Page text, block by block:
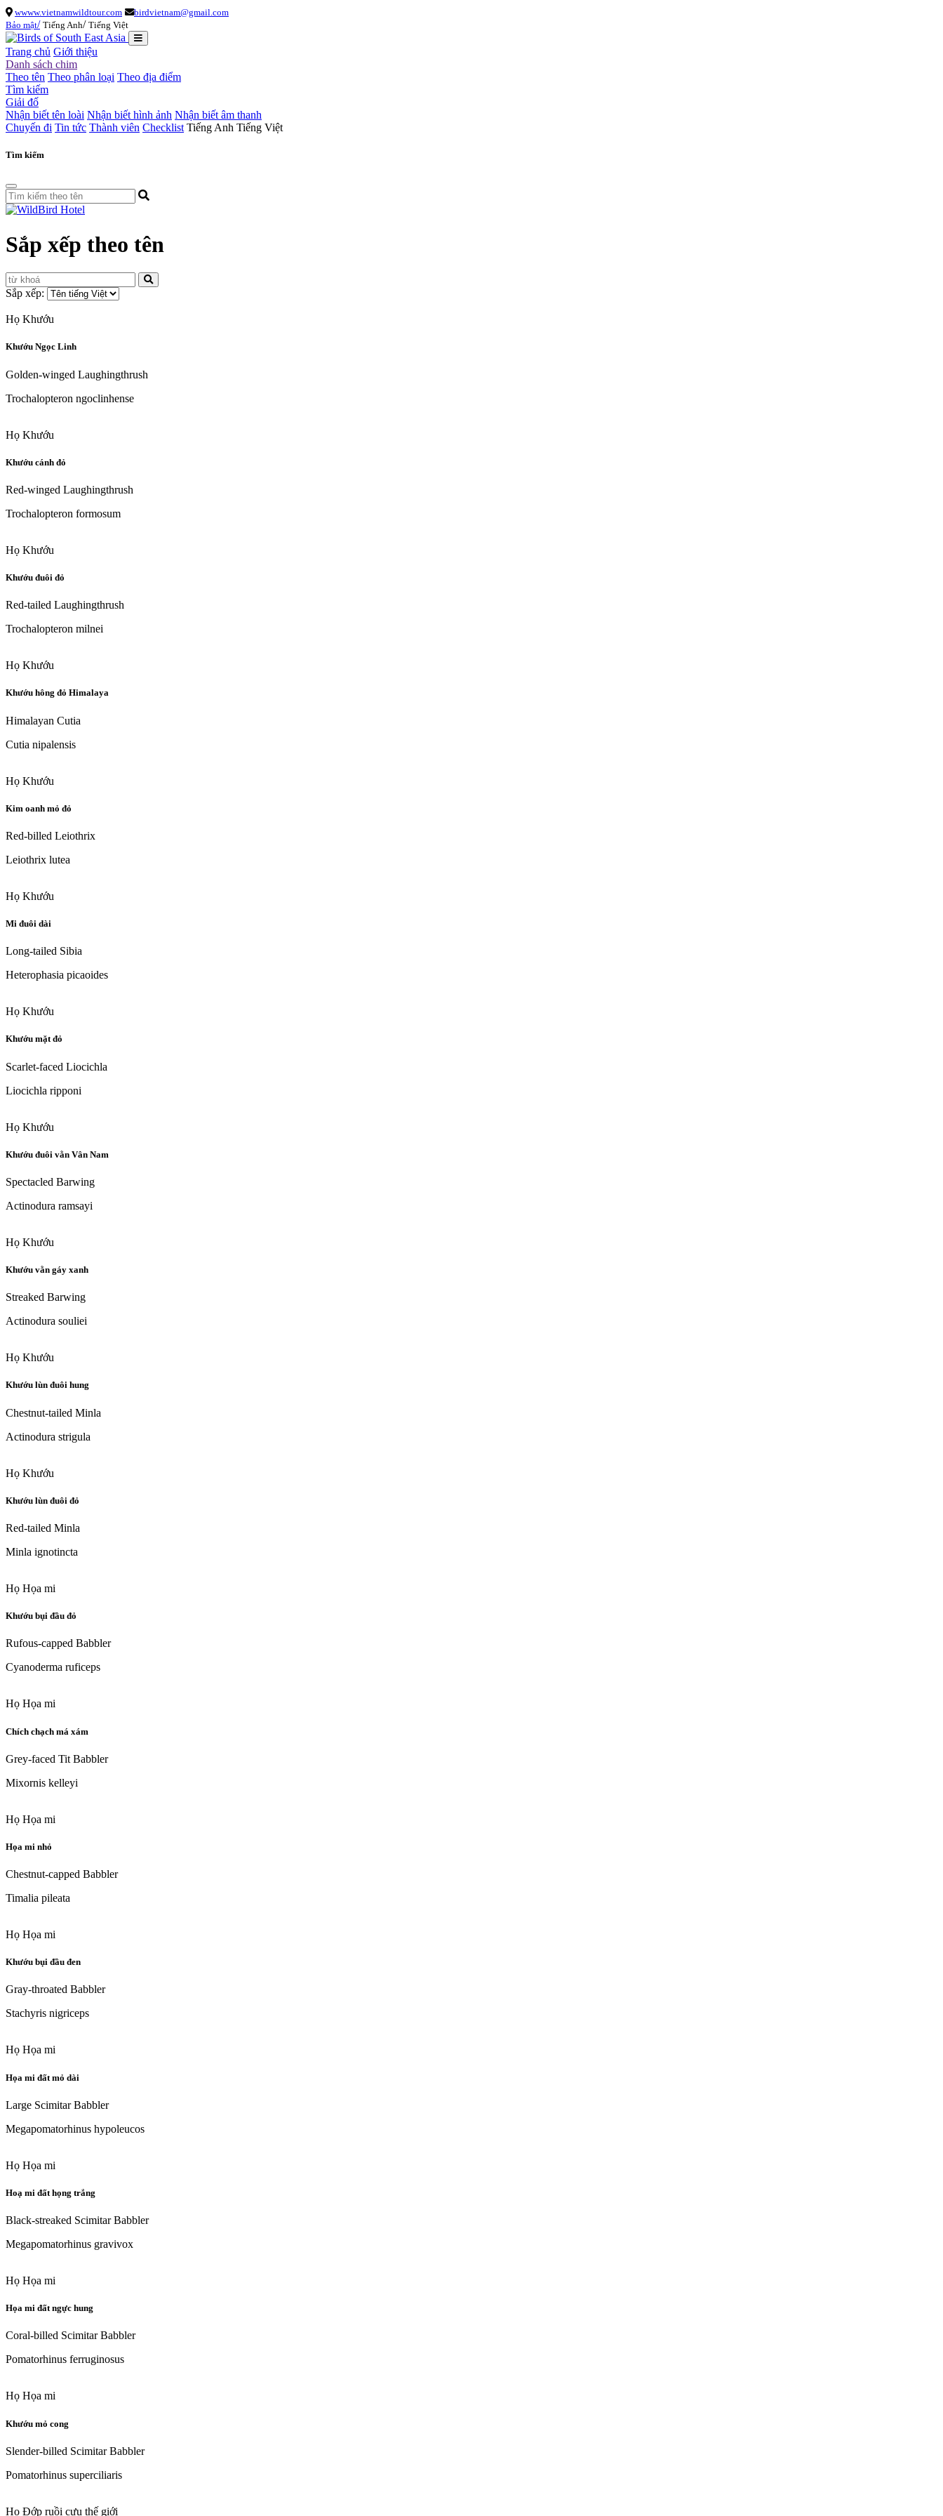
wwww.vietnamwildtour.com
birdvietnam@gmail.com
Bảo mật/ Tiếng Anh/ Tiếng Việt
Trang chủ Giới thiệu
Danh sách chim
Theo tên Theo phân loại Theo địa điểm
Tìm kiếm
Giải đố
Nhận biết tên loài Nhận biết hình ảnh Nhận biết âm thanh
Chuyến đi Tin tức Thành viên Checklist Tiếng Anh Tiếng Việt
Tìm kiếm
Sắp xếp theo tên
Sắp xếp:
Họ Khướu
Khướu Ngọc Linh
Golden-winged Laughingthrush
Trochalopteron ngoclinhense
Họ Khướu
Khướu cánh đỏ
Red-winged Laughingthrush
Trochalopteron formosum
Họ Khướu
Khướu đuôi đỏ
Red-tailed Laughingthrush
Trochalopteron milnei
Họ Khướu
Khướu hông đỏ Himalaya
Himalayan Cutia
Cutia nipalensis
Họ Khướu
Kim oanh mỏ đỏ
Red-billed Leiothrix
Leiothrix lutea
Họ Khướu
Mi đuôi dài
Long-tailed Sibia
Heterophasia picaoides
Họ Khướu
Khướu mặt đỏ
Scarlet-faced Liocichla
Liocichla ripponi
Họ Khướu
Khướu đuôi vằn Vân Nam
Spectacled Barwing
Actinodura ramsayi
Họ Khướu
Khướu vằn gáy xanh
Streaked Barwing
Actinodura souliei
Họ Khướu
Khướu lùn đuôi hung
Chestnut-tailed Minla
Actinodura strigula
Họ Khướu
Khướu lùn đuôi đỏ
Red-tailed Minla
Minla ignotincta
Họ Họa mi
Khướu bụi đầu đỏ
Rufous-capped Babbler
Cyanoderma ruficeps
Họ Họa mi
Chích chạch má xám
Grey-faced Tit Babbler
Mixornis kelleyi
Họ Họa mi
Họa mi nhỏ
Chestnut-capped Babbler
Timalia pileata
Họ Họa mi
Khướu bụi đầu đen
Gray-throated Babbler
Stachyris nigriceps
Họ Họa mi
Họa mi đất mỏ dài
Large Scimitar Babbler
Megapomatorhinus hypoleucos
Họ Họa mi
Hoạ mi đất họng trắng
Black-streaked Scimitar Babbler
Megapomatorhinus gravivox
Họ Họa mi
Họa mi đất ngực hung
Coral-billed Scimitar Babbler
Pomatorhinus ferruginosus
Họ Họa mi
Khướu mỏ cong
Slender-billed Scimitar Babbler
Pomatorhinus superciliaris
Họ Đớp ruồi cựu thế giới